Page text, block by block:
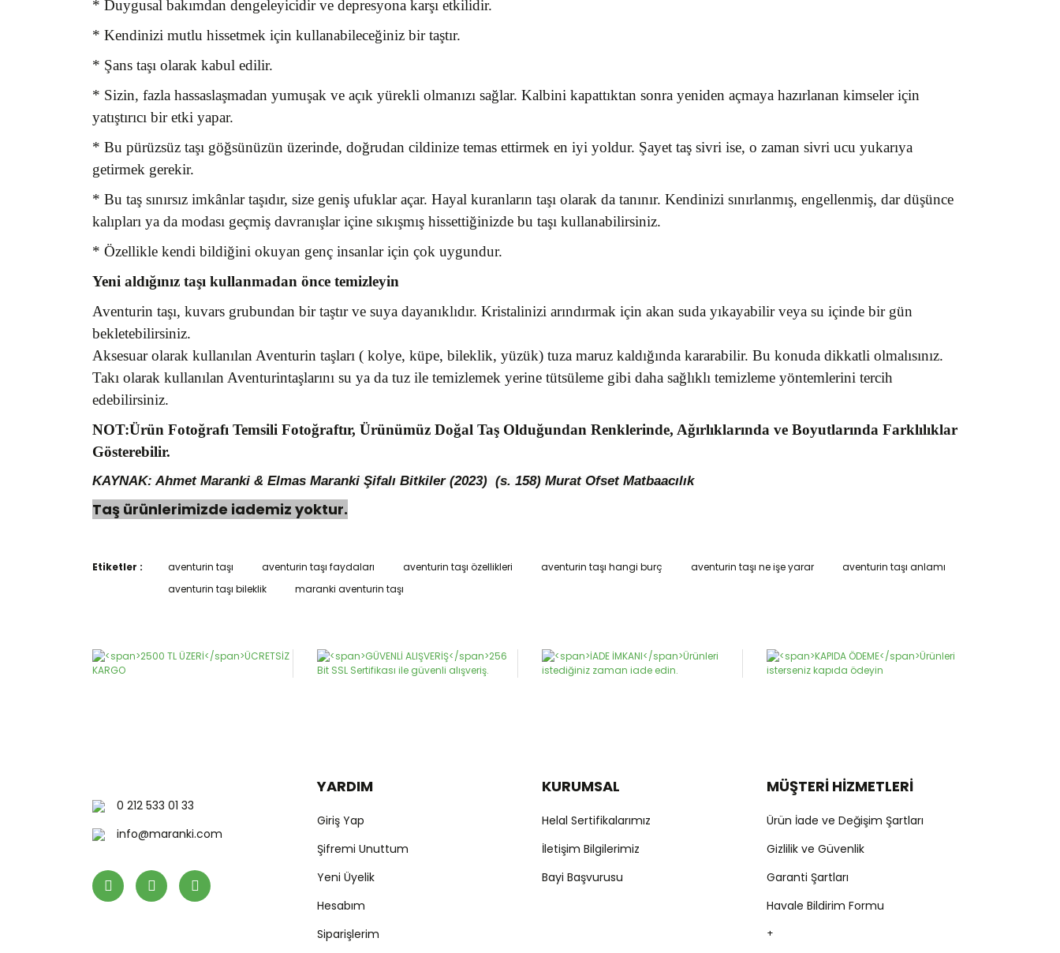
* Duygusal bakımdan dengeleyicidir ve depresyona karşı etkilidir.
* Kendinizi mutlu hissetmek için kullanabileceğiniz bir taştır.
* Şans taşı olarak kabul edilir.
* Sizin, fazla hassaslaşmadan yumuşak ve açık yürekli olmanızı sağlar. Kalbini kapattıktan sonra yeniden açmaya hazırlanan kimseler için
yatıştırıcı bir etki yapar.
* Bu pürüzsüz taşı göğsünüzün üzerinde, doğrudan cildinize temas ettirmek en iyi yoldur. Şayet taş sivri ise, o zaman sivri ucu yukarıya
getirmek gerekir.
* Bu taş sınırsız imkânlar taşıdır, size geniş ufuklar açar. Hayal kuranların taşı olarak da tanınır. Kendinizi sınırlanmış, engellenmiş, dar düşünce
kalıpları ya da modası geçmiş davranışlar içine sıkışmış hissettiğinizde bu taşı kullanabilirsiniz.
* Özellikle kendi bildiğini okuyan genç insanlar için çok uygundur.
Yeni aldığınız taşı kullanmadan önce temizleyin
Aventurin taşı, kuvars grubundan bir taştır ve suya dayanıklıdır. Kristalinizi arındırmak için akan suda yıkayabilir veya su içinde bir gün
bekletebilirsiniz.
Aksesuar olarak kullanılan Aventurin taşları ( kolye, küpe, bileklik, yüzük) tuza maruz kaldığında kararabilir. Bu konuda dikkatli olmalısınız.
Takı olarak kullanılan Aventurintaşlarını su ya da tuz ile temizlemek yerine tütsüleme gibi daha sağlıklı temizleme yöntemlerini tercih
edebilirsiniz.
NOT:Ürün Fotoğrafı Temsili Fotoğraftır, Ürünümüz Doğal Taş Olduğundan Renklerinde, Ağırlıklarında ve Boyutlarında Farklılıklar
Gösterebilir.
KAYNAK: Ahmet Maranki & Elmas Maranki Şifalı Bitkiler (2023) (s. 158) Murat Ofset Matbaacılık
Taş ürünlerimizde iademiz yoktur.
Bu ürünün fiyat bilgisi, resim, ürün açıklamalarında ve diğer konularda yetersiz gördüğünüz noktaları öneri formunu kullanarak tarafımıza iletebilirsiniz.
Görüş ve önerileriniz için teşekkür ederiz.
Ürün bilgilerinde hatalar bulunuyor.
Gönder
Etiketler : aventurin taşı aventurin taşı faydaları aventurin taşı özellikleri aventurin taşı hangi burç aventurin taşı ne işe yarar
aventurin taşı anlamı
aventurin taşı bileklik
maranki aventurin taşı
0 212 533 01 33
info@maranki.com
YARDIM
Giriş Yap
Şifremi Unuttum
Yeni Üyelik
Hesabım
Siparişlerim
KURUMSAL
Helal Sertifikalarımız
İletişim Bilgilerimiz
Bayi Başvurusu
MÜŞTERİ HİZMETLERİ
Ürün İade ve Değişim Şartları
Gizlilik ve Güvenlik
Garanti Şartları
Havale Bildirim Formu
+